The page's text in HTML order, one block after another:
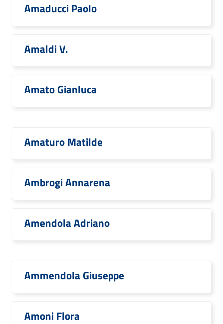
Amaducci Paolo
Amaldi V.
Amato Gianluca
Amaturo Matilde
Ambrogi Annarena
Amendola Adriano
Ammendola Giuseppe
Amoni Flora